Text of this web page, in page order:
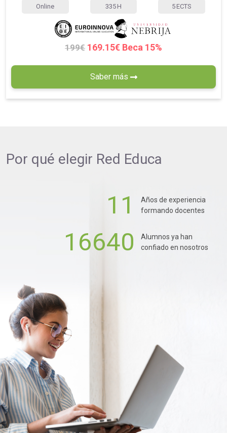
Online 335 H 5 ECTS
199€ 169.15€ Beca 15%
Saber más
Por qué elegir Red Educa
11
Años de experiencia
formando docentes
16640
Alumnos ya han
confiado en nosotros